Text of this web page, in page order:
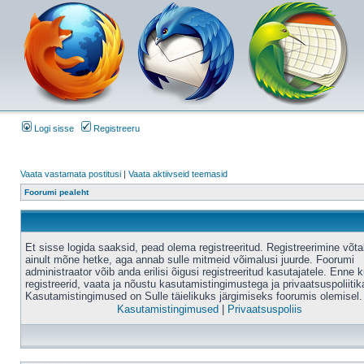
Logi sisse Registreeru
Vaata vastamata postitusi | Vaata aktiivseid teemasid
Foorumi pealeht
Et sisse logida saaksid, pead olema registreeritud. Registreerimine
ainult mõne hetke, aga annab sulle mitmeid võimalusi juurde. Foorumi
administraator võib anda erilisi õigusi registreeritud kasutajatele. Enne
registreerid, vaata ja nõustu kasutamistingimustega ja
Kasutamistingimused on Sulle täielikuks järgimiseks foorumis olemisel.
Kasutamistingimused
Privaatsuspoliis